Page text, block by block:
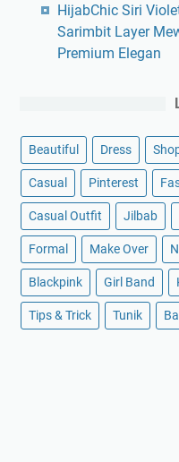
HijabChic Siri
Sarimbit Layer
Premium Elegan
Beautiful Dress
Casual Pinterest
Casual Outfit Jilbab
Formal Make Over
Blackpink Girl Band
Tips & Trick Tunik